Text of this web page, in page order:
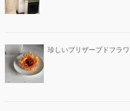
珍しいプリザーブドフラ